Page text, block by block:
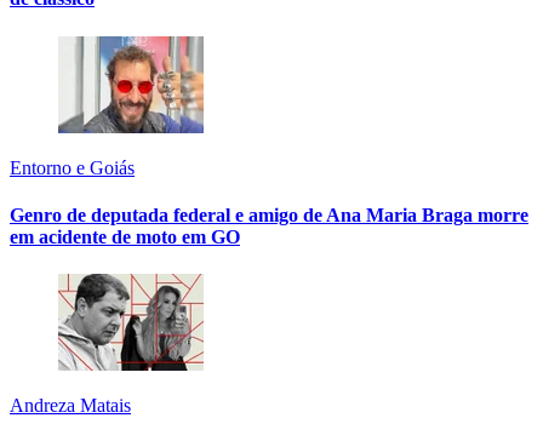
Entorno e Goiás
Genro de deputada federal e amigo de Ana Maria Braga morre
em acidente de moto em GO
Andreza Matais